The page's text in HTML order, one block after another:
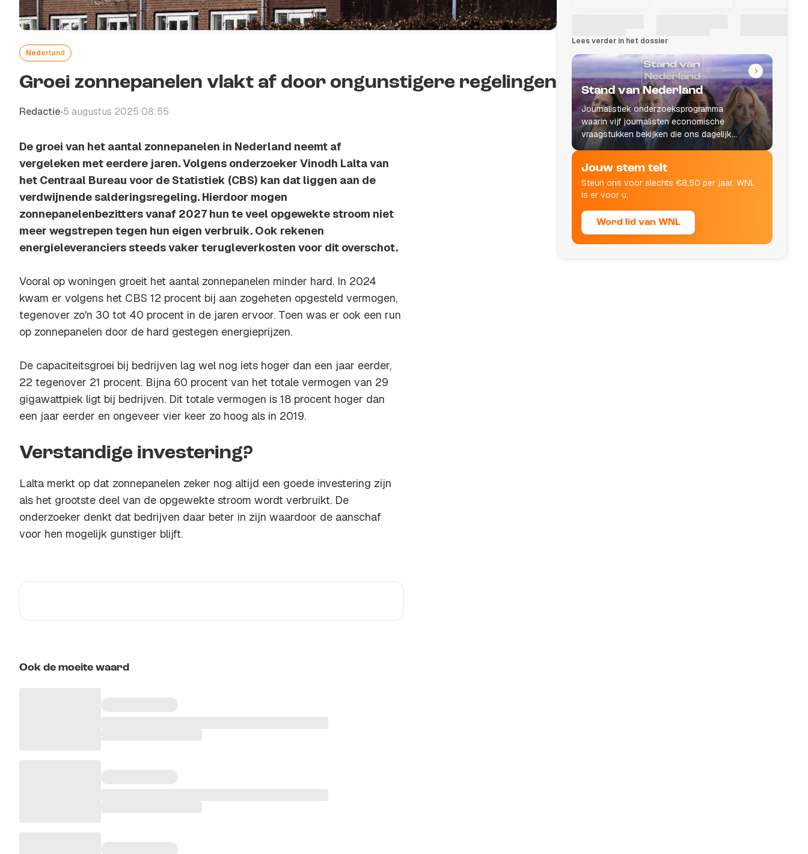
Nederland
Groei zonnepanelen vlakt af door ongunstigere regelingen
Redactie•5 augustus 2025 08:55
De groei van het aantal zonnepanelen in Nederland neemt af
vergeleken met eerdere jaren. Volgens onderzoeker Vinodh Lalta van
het Centraal Bureau voor de Statistiek (CBS) kan dat liggen aan de
verdwijnende salderingsregeling. Hierdoor mogen
zonnepanelenbezitters vanaf 2027 hun te veel opgewekte stroom niet
meer wegstrepen tegen hun eigen verbruik. Ook rekenen
energieleveranciers steeds vaker terugleverkosten voor dit overschot.
Vooral op woningen groeit het aantal zonnepanelen minder hard. In 2024
kwam er volgens het CBS 12 procent bij aan zogeheten opgesteld vermogen,
tegenover zo'n 30 tot 40 procent in de jaren ervoor. Toen was er ook een run
op zonnepanelen door de hard gestegen energieprijzen.
De capaciteitsgroei bij bedrijven lag wel nog iets hoger dan een jaar eerder,
22 tegenover 21 procent. Bijna 60 procent van het totale vermogen van 29
gigawattpiek ligt bij bedrijven. Dit totale vermogen is 18 procent hoger dan
een jaar eerder en ongeveer vier keer zo hoog als in 2019.
Verstandige investering?
Lalta merkt op dat zonnepanelen zeker nog altijd een goede investering zijn
als het grootste deel van de opgewekte stroom wordt verbruikt. De
onderzoeker denkt dat bedrijven daar beter in zijn waardoor de aanschaf
voor hen mogelijk gunstiger blijft.
Ook de moeite waard
Lees verder in het dossier
Stand van Nederland
Journalistiek onderzoeksprogramma
waarin vijf journalisten economische
vraagstukken bekijken die ons dagelijks
leven raken.
Jouw stem telt
Steun ons voor slechts €8,50 per jaar. WNL
is er voor u.
Word lid van WNL